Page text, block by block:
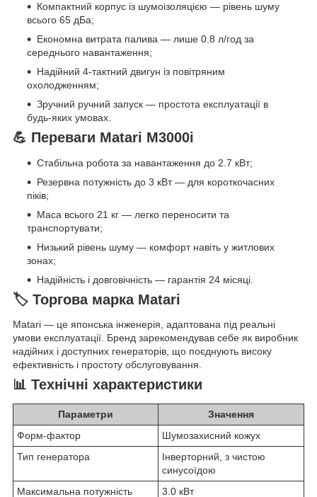
Компактний корпус із шумоізоляцією — рівень шуму
всього 65 дБа;
Економна витрата палива — лише 0.8 л/год за
середнього навантаження;
Надійний 4-тактний двигун із повітряним
охолодженням;
Зручний ручний запуск — простота експлуатації в
будь-яких умовах.
💪 Переваги Matari M3000i
Стабільна робота за навантаження до 2.7 кВт;
Резервна потужність до 3 кВт — для короткочасних
піків;
Маса всього 21 кг — легко переносити та
транспортувати;
Низький рівень шуму — комфорт навіть у житлових
зонах;
Надійність і довговічність — гарантія 24 місяці.
🏷 Торгова марка Matari
Matari — це японська інженерія, адаптована під реальні
умови експлуатації. Бренд зарекомендував себе як виробник
надійних і доступних генераторів, що поєднують високу
ефективність і простоту обслуговування.
📊 Технічні характеристики
Параметри
Значення
Форм-фактор
Шумозахисний кожух
Тип генератора
Інверторний, з чистою
синусоїдою
Максимальна потужність
3.0 кВт